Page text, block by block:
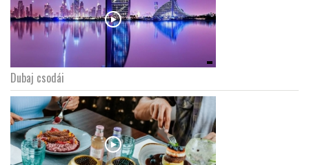
Dubaj csodái